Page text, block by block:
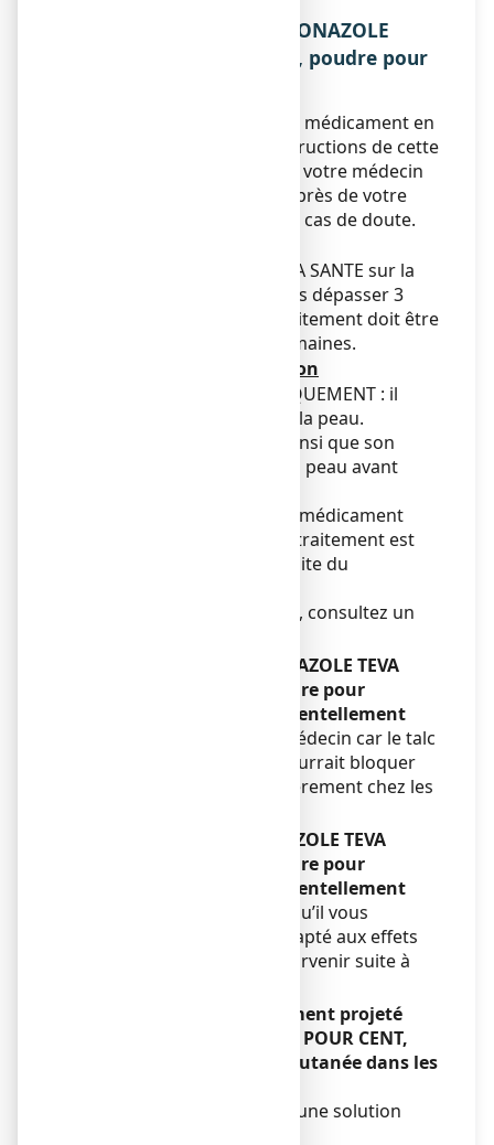
3. COMMENT UTILISER ECONAZOLE
TEVA SANTE 1 POUR CENT, poudre pour
Veillez à toujours utiliser ce médicament en
suivant exactement les instructions de cette
notice ou les indications de votre médecin
ou pharmacien. Vérifiez auprès de votre
médecin ou pharmacien en cas de doute.
Appliquer ECONAZOLE TEVA SANTE sur la
peau 2 à 3 fois par jour, sans dépasser 3
applications par jour. Le traitement doit être
poursuivi pendant 2 à 4 semaines.
Mode et voie d'administration
Pour USAGE EXTERNE UNIQUEMENT : il
s’applique directement sur la peau.
Nettoyez la zone atteinte ainsi que son
contour, puis séchez bien la peau avant
L’utilisation régulière de ce médicament
pendant toute la durée du traitement est
déterminante pour la réussite du
En cas de non amélioration, consultez un
Si vous avez respiré ECONAZOLE TEVA
SANTE 1 POUR CENT, poudre pour
application cutanée accidentellement
Consultez rapidement le médecin car le talc
contenu dans la poudre pourrait bloquer
votre respiration (particulièrement chez les
Si vous avez avalé ECONAZOLE TEVA
SANTE 1 POUR CENT, poudre pour
application cutanée accidentellement
Consultez le médecin afin qu’il vous
prescrive un traitement adapté aux effets
indésirables qui peuvent survenir suite à
Si vous avez accidentellement projeté
ECONAZOLE TEVA SANTE 1 POUR CENT,
poudre pour application cutanée dans les
Lavez à l’eau claire ou avec une solution